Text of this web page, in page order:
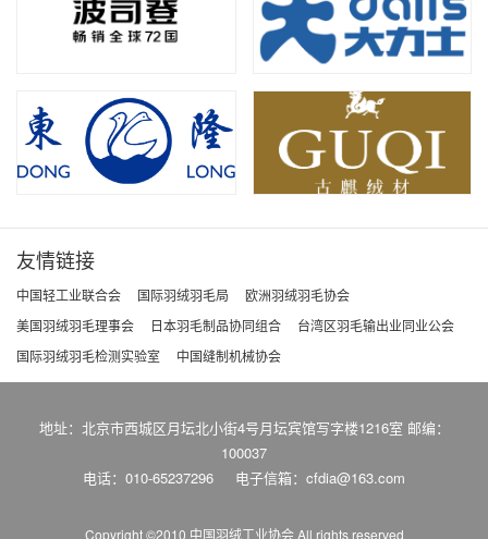
友情链接
中国轻工业联合会 国际羽绒羽毛局
欧洲羽绒羽毛协会
美国羽绒羽毛理事会
日本羽毛制品协同组合
台湾区羽毛输出业同业公会
国际羽绒羽毛检测实验室
中国缝制机械协会
地址：北京市西城区月坛北小街4号月坛宾馆写字楼1216室 邮编：
100037
电话：010-65237296
电子信箱：cfdia@163.com
Copyright ©2010 中国羽绒工业协会All rights reserved